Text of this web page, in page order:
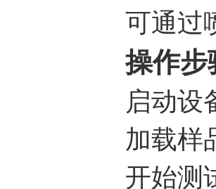
可通过
操作步
启动设
加载样
开始测